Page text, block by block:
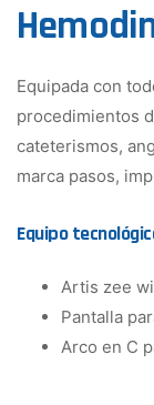
Equipada con
procedimientos
cateterismos,
marca pasos,
Equipo
Artis zee
Pantalla
Arco en C